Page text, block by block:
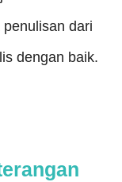
dari
dengan baik.